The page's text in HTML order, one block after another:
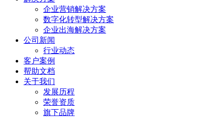
企业营销解决方案
数字化转型解决方案
企业出海解决方案
公司新闻
行业动态
客户案例
帮助文档
关于我们
发展历程
荣誉资质
旗下品牌